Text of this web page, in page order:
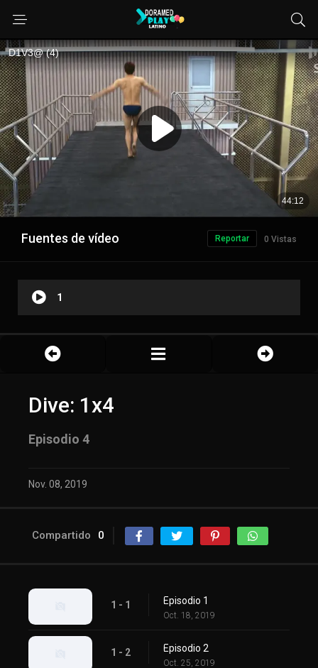
Fuentes de vídeo 0 Vistas
Reportar
1
Dive: 1x4
Episodio 4
Nov. 08, 2019
Compartido 0
1 - 1 Episodio 1
Oct. 18, 2019
1 - 2 Episodio 2
Oct. 25, 2019